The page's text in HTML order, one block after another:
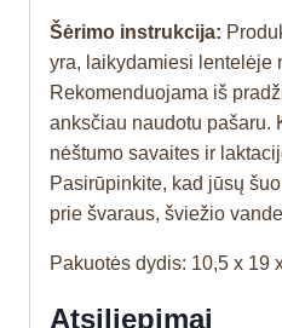
Šėrimo instrukcija:
yra, laikydamiesi lentelėje
Rekomenduojama iš
anksčiau naudotu pašaru.
nėštumo savaites ir
Pasirūpinkite, kad jūsų
prie švaraus, šviežio
Pakuotės dydis: 10,5 x 19
Atsiliepimai